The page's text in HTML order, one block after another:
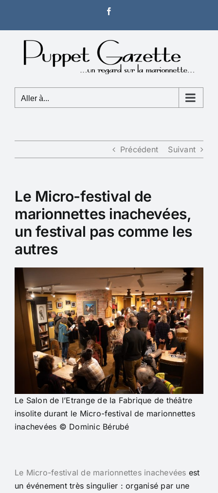
contenu
Aller à...
Précédent Suivant
Le Micro-festival de
marionnettes inachevées,
un festival pas comme les
autres
Le Salon de l’Etrange de la Fabrique de théâtre
insolite durant le Micro-festival de marionnettes
inachevées © Dominic Bérubé
Le Micro-festival de marionnettes inachevées est
un événement très singulier : organisé par une